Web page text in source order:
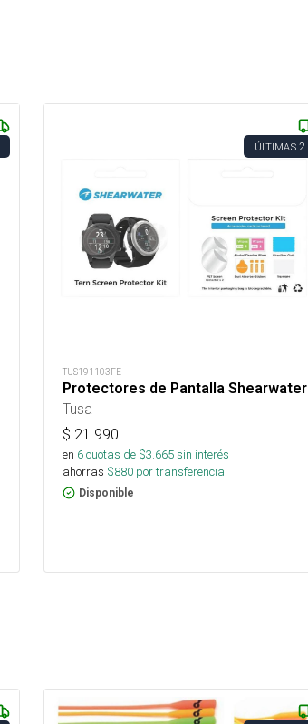
ÚLTIMAS 2
TUS191103FE
Protectores de Pantalla Shearwater
Tusa
$ 21.990
en 6cuotas de $3.665sin interés
ahorras $880 por transferencia.
Disponible